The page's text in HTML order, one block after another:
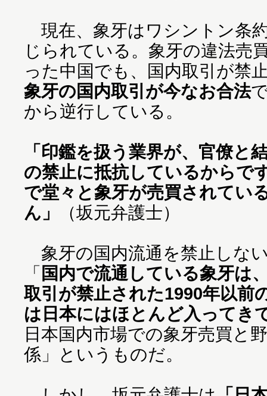
現在、象牙はワシントン条
じられている。象牙の違法売
った中国でも、国内取引が禁
象牙の国内取引が今なお合法
から逆行している。
「印鑑を扱う業界が、官僚と
の禁止に抵抗しているからで
で堂々と象牙が売買されてい
ん」
（坂元弁護士）
象牙の国内流通を禁止しな
「 国内で流通している象牙は
取引が禁止された1990年以前
は日本にはほとんど入ってき
日本国内市場での象牙売買と
係」というものだ。